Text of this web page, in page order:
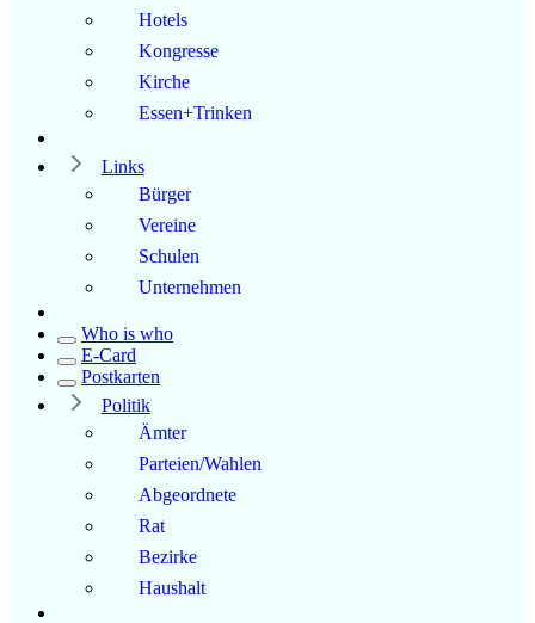
Hotels
Kongresse
Kirche
Essen+Trinken
Links
Bürger
Vereine
Schulen
Unternehmen
Who is who
E-Card
Postkarten
Politik
Ämter
Parteien/Wahlen
Abgeordnete
Rat
Bezirke
Haushalt